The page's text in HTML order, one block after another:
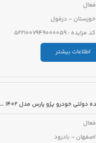
فعال
خوزستان - دزفول
کد مزایده : 5221007949000059
اطلاعات بیشتر
مزایده دولتی خودرو پژو پارس مدل 1402 رنگ سفید
فعال
اصفهان - بادرود